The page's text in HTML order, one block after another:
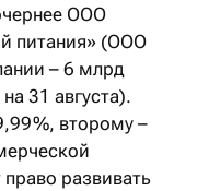
ООО
питания» (ООО
– 6 млрд
31 августа).
%, второму –
развивать